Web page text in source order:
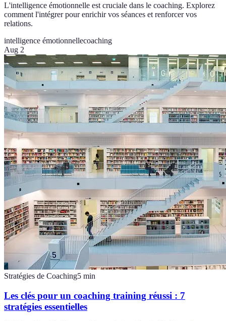
L'intelligence émotionnelle est cruciale dans le coaching. Explorez
comment l'intégrer pour enrichir vos séances et renforcer vos
relations.
intelligence émotionnellecoaching
Aug 2
Stratégies de Coaching5 min
Les clés pour un coaching training réussi : 7
stratégies essentielles